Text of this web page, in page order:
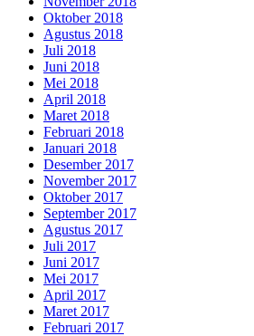
Oktober 2018
Agustus 2018
Juli 2018
Juni 2018
Mei 2018
April 2018
Maret 2018
Februari 2018
Januari 2018
Desember 2017
November 2017
Oktober 2017
September 2017
Agustus 2017
Juli 2017
Juni 2017
Mei 2017
April 2017
Maret 2017
Februari 2017